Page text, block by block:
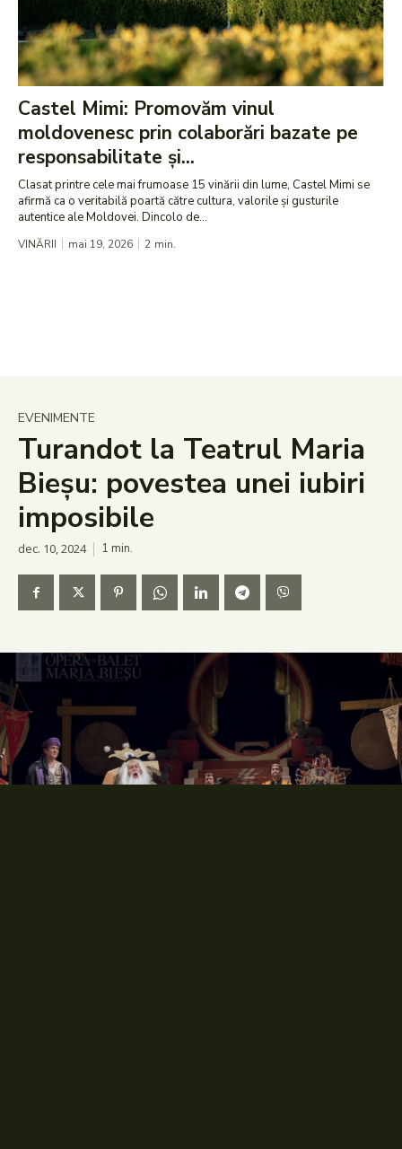
Castel Mimi: Promovăm vinul
moldovenesc prin colaborări bazate pe
responsabilitate și...
Clasat printre cele mai frumoase 15 vinării din lume, Castel Mimi se
afirmă ca o veritabilă poartă către cultura, valorile și gusturile
autentice ale Moldovei. Dincolo de...
VINĂRII mai 19, 2026 2 min.